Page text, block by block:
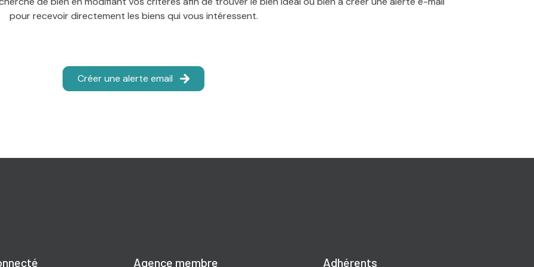
pour recevoir directement les biens qui vous intéressent.
Créer une alerte email
Agence membre Adhérents